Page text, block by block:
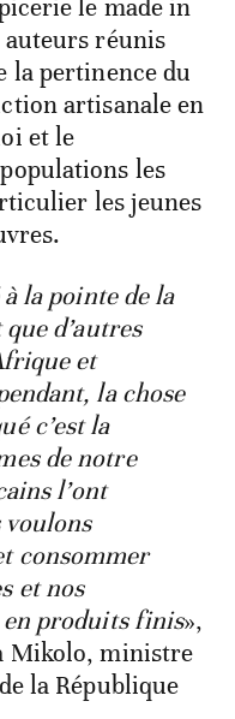
le made in
réunis
la pertinence du
artisanale en
et le
les
les jeunes
la pointe de la
d’autres
et
la chose
c’est la
de notre
l’ont
consommer
et nos
produits finis»,
Mikolo, ministre
la République